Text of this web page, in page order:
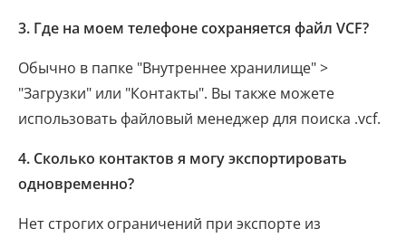
3. Где на моем телефоне сохраняется файл VCF?
Обычно в папке "Внутреннее хранилище" >
"Загрузки" или "Контакты". Вы также можете
использовать файловый менеджер для поиска .vcf.
4. Сколько контактов я могу экспортировать
одновременно?
Нет строгих ограничений при экспорте из